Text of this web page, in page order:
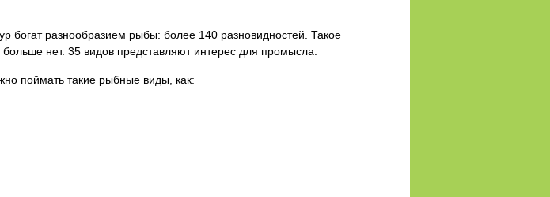
богат разнообразием рыбы: более 140 разновидностей. Такое
нет. 35 видов представляют интерес для промысла.
поймать такие рыбные виды, как: